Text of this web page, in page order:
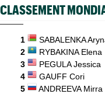
CLASSEMENT
1 SABALENKA
2
RYBAKINA Elena
3
PEGULA Jessica
4
GAUFF Cori
5
ANDREEVA Mirra